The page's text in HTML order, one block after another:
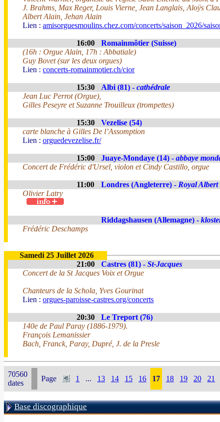
J. Brahms, Max Reger, Louis Vierne, Jean Langlais, Aloÿs
Albert Alain, Jehan Alain
Lien : amisorguesmoulins.chez.com/concerts/saison_2026/
16:00
Romainmôtier (Suisse)
(16h : Orgue Alain, 17h : Abbatiale)
Guy Bovet (sur les deux orgues)
Lien : concerts-romainmotier.ch/cior
15:30 Albi (81) - cathédrale
Jean Luc Perrot (Orgue),
Gilles Peseyre et Suzanne Trouilleux (trompettes)
15:30
Vezelise (54)
carte blanche à Gilles De l’Assomption
Lien : orguedevezelise.fr/
15:00 Juaye-Mondaye (14) - abbaye
Concert de Frédéric d'Ursel, violon et Cindy Castillo, orgue
11:00 Londres (Angleterre) - Royal
Olivier Latry
Riddagshausen (Allemagne) -
Frédéric Deschamps
Samedi 25 Juillet 2026
21:00
Castres (81) - St-Jacques
Concert de la St Jacques Voix et Orgue
Chanteurs de la Schola, Yves Gourinat
Lien : orgues-paroisse-castres.org/concerts
20:30
Le Treport (76)
140e de Paul Paray (1886-1979).
François Lemanissier
Bach, Franck, Paray, Dupré, J. de la Presle
70560
dates
Page 1 ... 13 14 15 16 17 18 19 20 21
Base discographique